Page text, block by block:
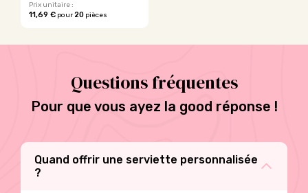
produit
Prix unitaire :
11,69 € pour20 pièces
variations.
options
choisies
sur
la
Questions fréquentes
Pour que vous ayez la good réponse !
Quand offrir une serviette personnalisée
?